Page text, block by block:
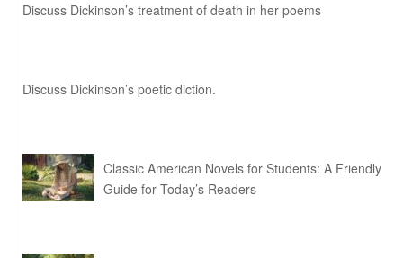
Discuss Dickinson’s treatment of death in her poems
Discuss Dickinson’s poetic diction.
Classic American Novels for Students: A Friendly
Guide for Today’s Readers